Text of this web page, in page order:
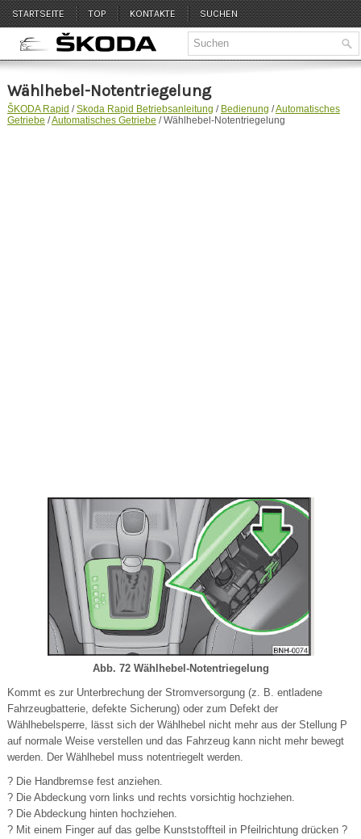
STARTSEITE TOP KONTAKTE SUCHEN
Wählhebel-Notentriegelung
ŠKODA Rapid /Skoda Rapid Betriebsanleitung / Bedienung /Automatisches
Getriebe /Automatisches Getriebe / Wählhebel-Notentriegelung
Abb. 72 Wählhebel-Notentriegelung
Kommt es zur Unterbrechung der Stromversorgung (z. B. entladene
Fahrzeugbatterie, defekte Sicherung) oder zum Defekt der
Wählhebelsperre, lässt sich der Wählhebel nicht mehr aus der Stellung P
auf normale Weise verstellen und das Fahrzeug kann nicht mehr bewegt
werden. Der Wählhebel muss notentriegelt werden.
? Die Handbremse fest anziehen.
? Die Abdeckung vorn links und rechts vorsichtig hochziehen.
? Die Abdeckung hinten hochziehen.
? Mit einem Finger auf das gelbe Kunststoffteil in Pfeilrichtung drücken ?